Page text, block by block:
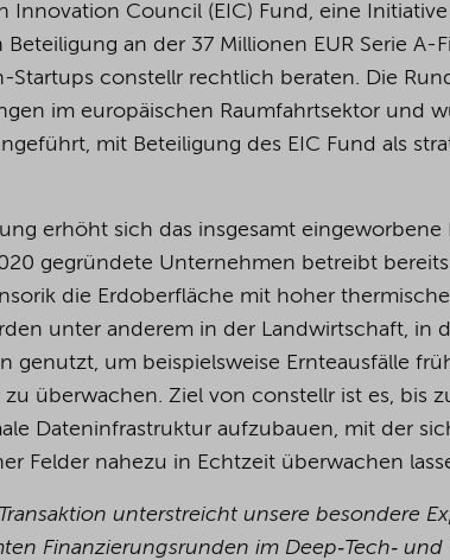
Innovation Council (EIC) Fund, eine
Beteiligung an der 37 Millionen EUR Serie A-
Startups constellr rechtlich beraten. Die
im europäischen Raumfahrtsektor und
mit Beteiligung des EIC Fund als
erhöht sich das insgesamt
gegründete Unternehmen betreibt
die Erdoberfläche mit hoher
unter anderem in der Landwirtschaft, in
genutzt, um beispielsweise Ernteausfälle
überwachen. Ziel von constellr ist es, bis
Dateninfrastruktur aufzubauen, mit der
Felder nahezu in Echtzeit überwachen
unterstreicht unsere besondere
Finanzierungsrunden im Deep‑Tech‑